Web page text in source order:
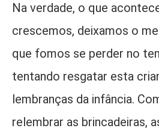
Na verdade, o que
crescemos, deixamos o
que fomos se perder no
tentando resgatar esta
lembranças da infância.
relembrar as brincadeiras,